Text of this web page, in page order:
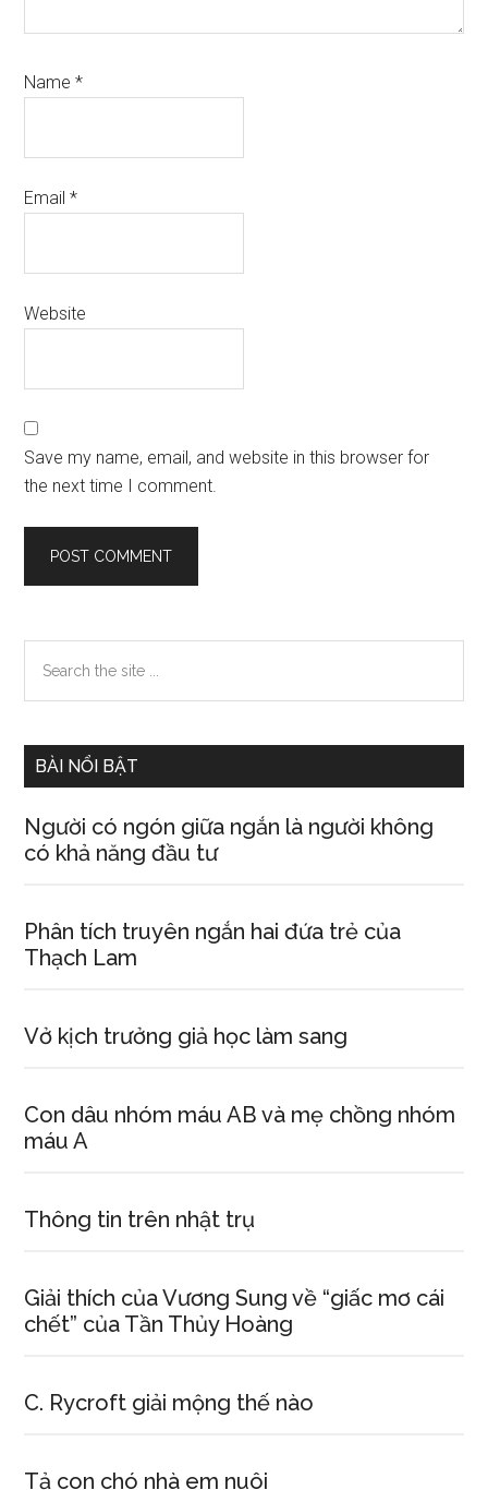
Name*
Email*
Website
Save my name, email, and website in this browser for
the next time I comment.
Primary
Sidebar
the
BÀI NỔI BẬT
Người có ngón giữa ngắn là người không
có khả năng đầu tư
Phân tích truyên ngắn hai đứa trẻ của
Thạch Lam
Vở kịch trưởng giả học làm sang
Con dâu nhóm máu AB và mẹ chồng nhóm
máu A
Thông tin trên nhật trụ
Giải thích của Vương Sung về “giấc mơ cái
chết” của Tần Thủy Hoàng
C. Rycroft giải mộng thế nào
Tả con chó nhà em nuôi